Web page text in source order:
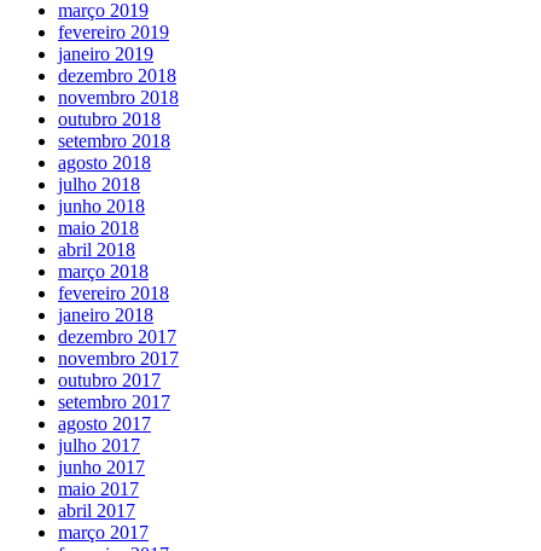
março 2019
fevereiro 2019
janeiro 2019
dezembro 2018
novembro 2018
outubro 2018
setembro 2018
agosto 2018
julho 2018
junho 2018
maio 2018
abril 2018
março 2018
fevereiro 2018
janeiro 2018
dezembro 2017
novembro 2017
outubro 2017
setembro 2017
agosto 2017
julho 2017
junho 2017
maio 2017
abril 2017
março 2017